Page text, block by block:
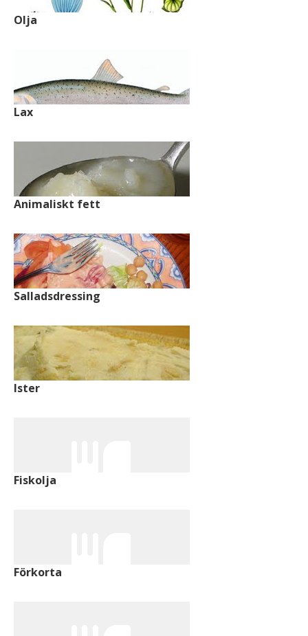
Olja
Lax
Animaliskt fett
Salladsdressing
Ister
Fiskolja
Förkorta